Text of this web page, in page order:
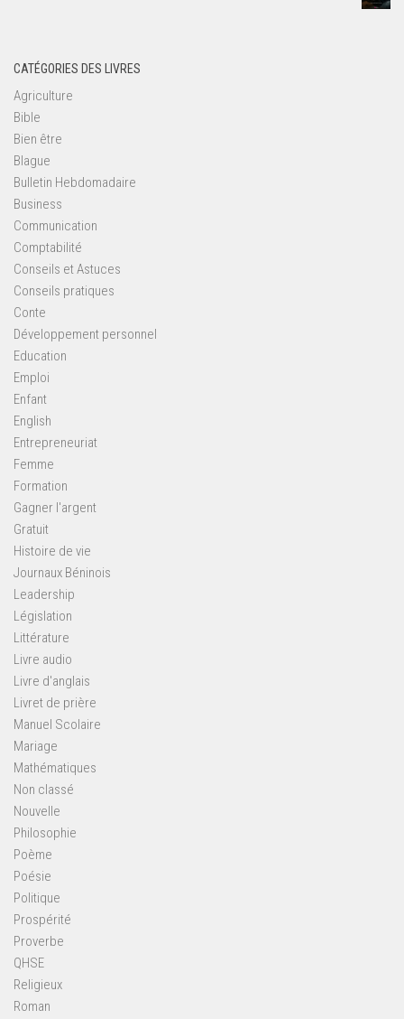
CATÉGORIES DES LIVRES
Agriculture
Bible
Bien être
Blague
Bulletin Hebdomadaire
Business
Communication
Comptabilité
Conseils et Astuces
Conseils pratiques
Conte
Développement personnel
Education
Emploi
Enfant
English
Entrepreneuriat
Femme
Formation
Gagner l'argent
Gratuit
Histoire de vie
Journaux Béninois
Leadership
Législation
Littérature
Livre audio
Livre d'anglais
Livret de prière
Manuel Scolaire
Mariage
Mathématiques
Non classé
Nouvelle
Philosophie
Poème
Poésie
Politique
Prospérité
Proverbe
QHSE
Religieux
Roman